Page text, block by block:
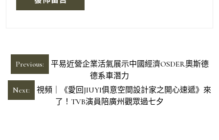
文
章
導
Previous:
平易近營企業活氣展示中國經濟OSDER奧斯德
德系車潛力
Next:
視頻｜《愛回JIUYI俱意空間設計家之開心速遞》來
了！TVB演員陪廣州觀眾過七夕